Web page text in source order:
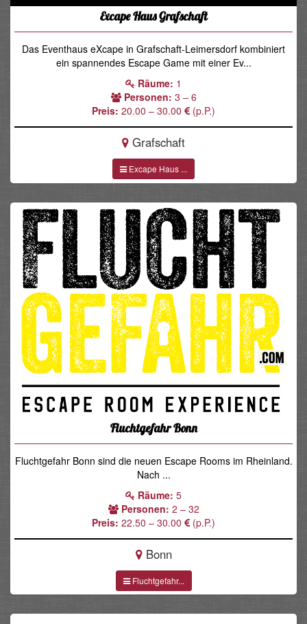
Excape Haus Grafschaft
Das Eventhaus eXcape in Grafschaft-Leimersdorf kombiniert
ein spannendes Escape Game mit einer Ev...
Räume: 1
Personen: 3 – 6
Preis: 20.00 – 30.00 (p.P.)
Grafschaft
Excape Haus ...
Fluchtgefahr Bonn
Fluchtgefahr Bonn sind die neuen Escape Rooms im Rheinland.
Nach ...
Räume: 5
Personen: 2 – 32
Preis: 22.50 – 30.00 (p.P.)
Bonn
Fluchtgefahr...